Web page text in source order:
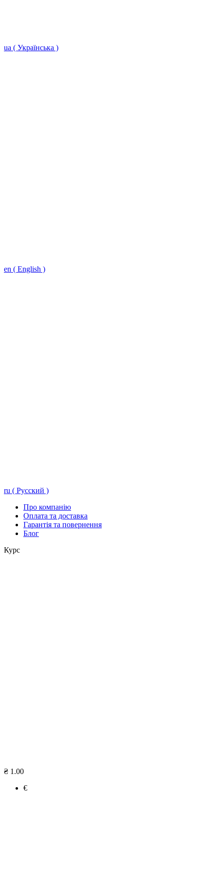
ua ( Українська )
en ( English )
ru ( Русский )
Про компанію
Оплата та доставка
Гарантія та повернення
Блог
Курс
₴ 1.00
€